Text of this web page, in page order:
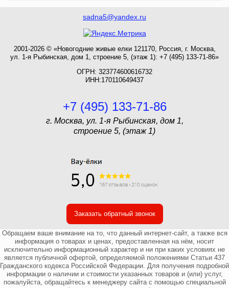
sadna5@yandex.ru
2001-2026 © «Новогодние живые елки 121170, Россия, г. Москва,
ул. 1-я Рыбинская, дом 1, строение 5, (этаж 1): +7 (495) 133-71-86»
ОГРН: 323774600616732
ИНН:170110649437
+7 (495) 133-71-86
г. Москва, ул. 1-я Рыбинская, дом 1,
строение 5, (этаж 1)
Заказать обратный звонок
Обращаем ваше внимание на то, что данный интернет-сайт, а также вся
информация о товарах и ценах, предоставленная на нём, носит
исключительно информационный характер и ни при каких условиях не
является публичной офертой, определяемой положениями Статьи 437
Гражданского кодекса Российской Федерации. Для получения подробной
информации о наличии и стоимости указанных товаров и (или) услуг,
пожалуйста, обращайтесь к менеджеру сайта с помощью специальной